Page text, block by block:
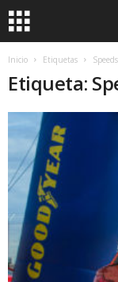
Inicio Etiquetas
Etiqueta: